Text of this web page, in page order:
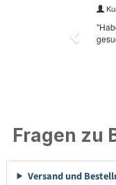
Fragen zu
Versand und